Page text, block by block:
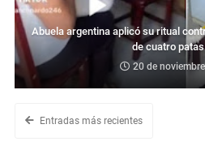
Abuela argentina aplicó su ritual
de cuatro
20 de
Entradas más recientes